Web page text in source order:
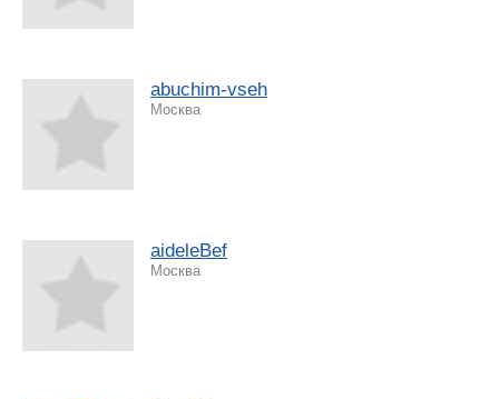
abuchim-vseh
Москва
aideleBef
Москва